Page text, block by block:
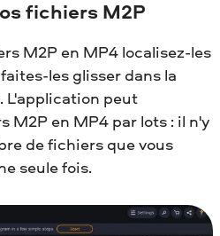
fichiers M2P
M2P en MP4 localisez-les
les glisser dans la
L'application peut
M2P en MP4 par lots : il n'y
de fichiers que vous
seule fois.